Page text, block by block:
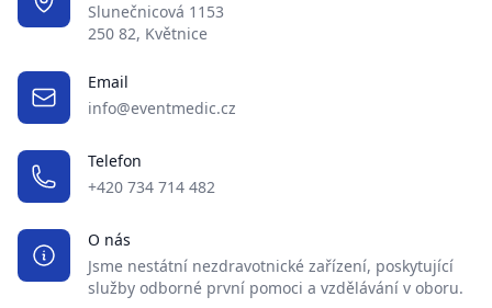
Slunečnicová 1153
250 82, Květnice
Email
info@eventmedic.cz
Telefon
+420 734 714 482
O nás
Jsme nestátní nezdravotnické zařízení, poskytující
služby odborné první pomoci a vzdělávání v oboru.